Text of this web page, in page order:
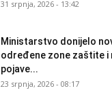
31 srpnja, 2026 - 13:42
Ministarstvo donijelo
određene zone zaštite i
pojave...
23 srpnja, 2026 - 08:17